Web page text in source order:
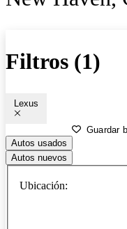
Filtros (1)
Lexus
Guardar
Autos usados
Autos nuevos
Ubicación: